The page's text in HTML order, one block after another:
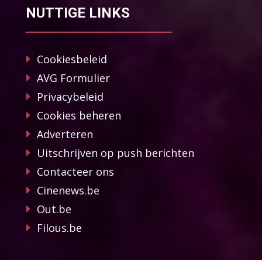
NUTTIGE LINKS
Cookiesbeleid
AVG Formulier
Privacybeleid
Cookies beheren
Adverteren
Uitschrijven op push berichten
Contacteer ons
Cinenews.be
Out.be
Filous.be